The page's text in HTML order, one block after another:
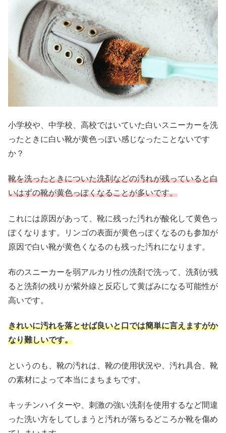
小学校や、中学校、高校ではいていた白いスニーカーを洗
ったときに白い靴が黄色っぽい感じなったことないです
か？
靴を洗ったときについた洗剤などの汚れが残っていると白
いはずの靴が黄色っぽくなることが多いです。
これには原因があって、靴に残った汚れが酸化して黄色っ
ぽくなります。リンゴの表面が黄色っぽくなるのも参加が
原因で白い靴が黄色くなるのも残った汚れになります。
布のスニーカーを弱アルカリ性の洗剤で洗って、洗剤が残
ると洗剤の残りが紫外線と反応して黄ばみになる可能性が
高いです。
きれいに汚れを落とせば良いと口では簡単に言えますがか
なり難しいです。
というのも、靴の汚れは、靴の使用状況や、汚れ具合、靴
の素材によって本当にまちまちです。
キッチンハイターや、刺激の強い洗剤を使用するなど間違
った洗い方をしてしまうと汚れが落ちるどころか靴を傷め